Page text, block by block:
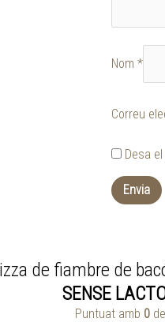
Nom *
Correu
Desa
de fiambre de
SENSE
Puntuat amb 0